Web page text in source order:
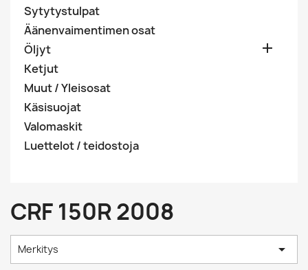
Sytytystulpat
Äänenvaimentimen osat
Öljyt

Ketjut
Muut / Yleisosat
Käsisuojat
Valomaskit
Luettelot / teidostoja
CRF 150R 2008
Merkitys 